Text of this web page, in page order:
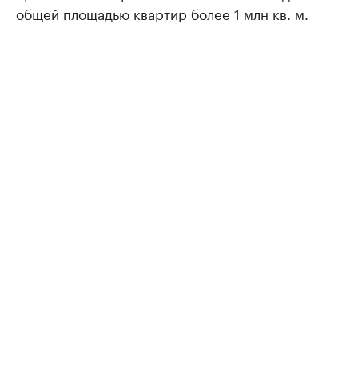
общей площадью квартир более 1 млн кв. м.